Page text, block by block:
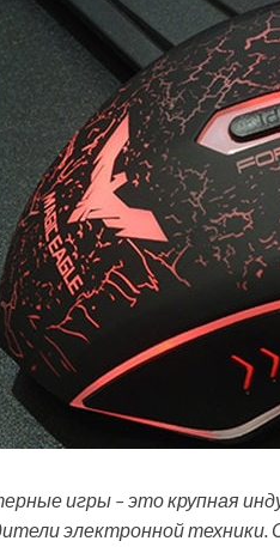
игры – это крупная
электронной